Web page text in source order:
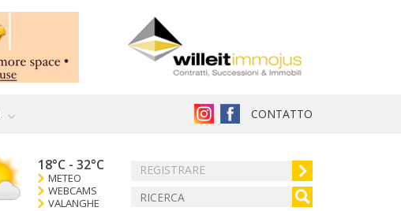
CONTATTO
REGISTRARE
18°C - 32°C
METEO
WEBCAMS
VALANGHE